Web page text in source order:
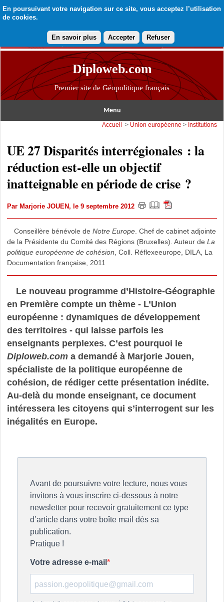
En poursuivant votre navigation sur ce site, vous acceptez l’utilisation
de cookies.
En savoir plus Accepter Refuser
Diploweb.com
Premier site de Géopolitique français
Menu
Accueil > Union européenne > Institutions
UE 27 Disparités interrégionales : la
réduction est-elle un objectif
inatteignable en période de crise ?
Par Marjorie JOUEN, le 9 septembre 2012
Conseillère bénévole deNotre Europe . Chef de cabinet adjointe
de la Présidente du Comité des Régions (Bruxelles). Auteur de La
politique européenne de cohésion , Coll. Réflexeeurope, DILA, La
Documentation française, 2011
Le nouveau programme d’Histoire-Géographie
en Première compte un thème - L’Union
européenne : dynamiques de développement
des territoires - qui laisse parfois les
enseignants perplexes. C’est pourquoi le
Diploweb.coma demandé à Marjorie Jouen,
spécialiste de la politique européenne de
cohésion, de rédiger cette présentation inédite.
Au-delà du monde enseignant, ce document
intéressera les citoyens qui s’interrogent sur les
inégalités en Europe.